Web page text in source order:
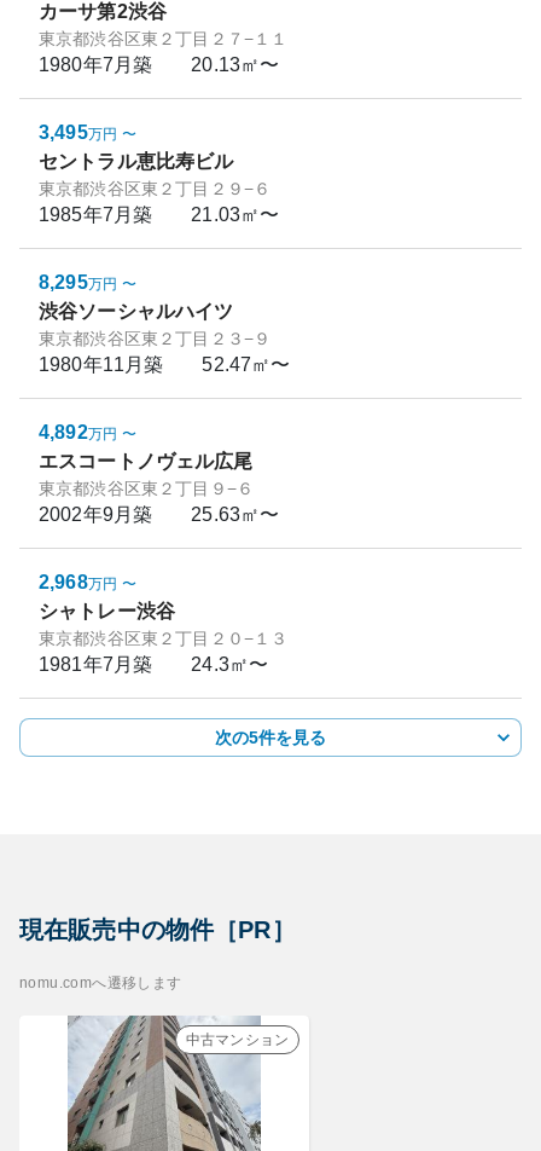
カーサ第2渋谷
東京都渋谷区東２丁目２７−１１
1980年7月築 20.13㎡〜
3,495万円 〜
セントラル恵比寿ビル
東京都渋谷区東２丁目２９−６
1985年7月築 21.03㎡〜
8,295万円 〜
渋谷ソーシャルハイツ
東京都渋谷区東２丁目２３−９
1980年11月築 52.47㎡〜
4,892万円 〜
エスコートノヴェル広尾
東京都渋谷区東２丁目９−６
2002年9月築 25.63㎡〜
2,968万円 〜
シャトレー渋谷
東京都渋谷区東２丁目２０−１３
1981年7月築 24.3㎡〜
次の5件を見る
現在販売中の物件［PR］
nomu.comへ遷移します
中古マンション